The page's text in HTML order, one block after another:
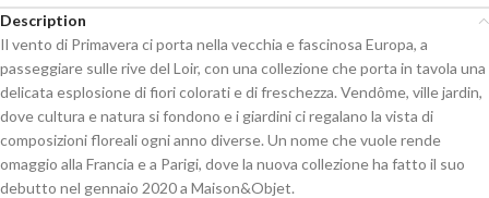
Description
Il vento di Primavera ci porta nella vecchia e fascinosa Europa, a
passeggiare sulle rive del Loir, con una collezione che porta in tavola una
delicata esplosione di fiori colorati e di freschezza. Vendôme, ville jardin,
dove cultura e natura si fondono e i giardini ci regalano la vista di
composizioni floreali ogni anno diverse. Un nome che vuole rende
omaggio alla Francia e a Parigi, dove la nuova collezione ha fatto il suo
debutto nel gennaio 2020 a Maison&Objet.